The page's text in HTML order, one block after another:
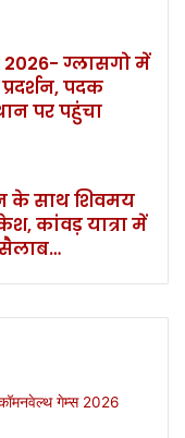
ग्लासगो में
पदक
पर पहुंचा
साथ शिवमय
कांवड़ यात्रा में
गेम्स 2026